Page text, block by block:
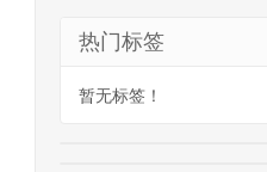
热门标签
暂无标签！